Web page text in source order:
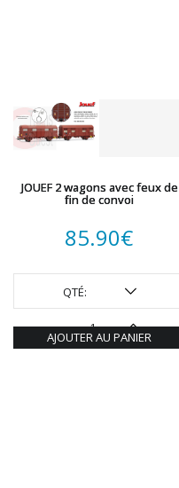
JOUEF 2 wagons avec feux de
fin de convoi
85.90€
QTÉ:
AJOUTER AU PANIER